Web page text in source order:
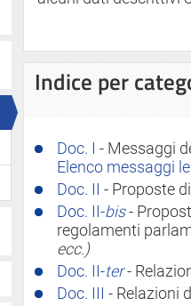
Indice per
Doc. I
- Messaggi
Elenco messaggi
Doc. II
- Proposte
Doc. II-bis -
regolamenti
ecc.)
Doc. II-ter -
Doc. III
- Relazioni